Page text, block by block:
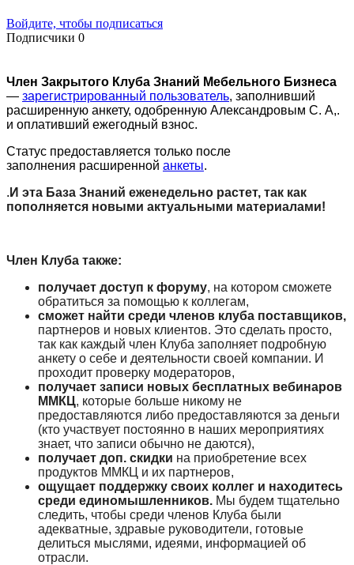
Войдите, чтобы подписаться
Подписчики 0
Член Закрытого Клуба Знаний Мебельного Бизнеса
— зарегистрированный пользователь, заполнивший
расширенную анкету, одобренную Александровым С. А,.
и оплативший ежегодный взнос.
Статус предоставляется только после
заполнения расширенной анкеты.
. И эта База Знаний еженедельно растет, так как
пополняется новыми актуальными материалами!
Член Клуба также:
получает доступ к форуму, на котором сможете
обратиться за помощью к коллегам,
сможет найти среди членов клуба поставщиков,
партнеров и новых клиентов. Это сделать просто,
так как каждый член Клуба заполняет подробную
анкету о себе и деятельности своей компании. И
проходит проверку модераторов,
получает записи новых бесплатных вебинаров
ММКЦ, которые больше никому не
предоставляются либо предоставляются за деньги
(кто участвует постоянно в наших мероприятиях
знает, что записи обычно не даются),
получает доп. скидки на приобретение всех
продуктов ММКЦ и их партнеров,
ощущает поддержку своих коллег и находитесь
среди единомышленников. Мы будем тщательно
следить, чтобы среди членов Клуба были
адекватные, здравые руководители, готовые
делиться мыслями, идеями, информацией об
отрасли.